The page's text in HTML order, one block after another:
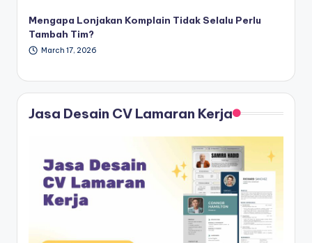
Mengapa Lonjakan Komplain Tidak Selalu Perlu
Tambah Tim?
March 17, 2026
Jasa Desain CV Lamaran Kerja